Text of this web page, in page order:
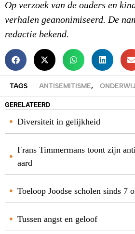
Op verzoek van de ouders en
verhalen geanonimiseerd. De
redactie bekend.
TAGS ANTISEMITISME,
GERELATEERD
Diversiteit in gelijkheid
Frans Timmermans toont zijn
aard
Toeloop Joodse scholen sinds 7
Tussen angst en geloof